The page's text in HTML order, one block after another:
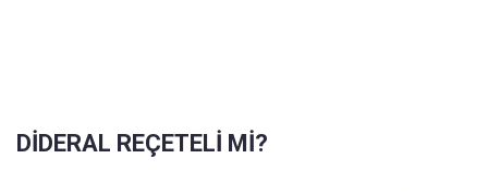
DİDERAL REÇETELİ Mİ?